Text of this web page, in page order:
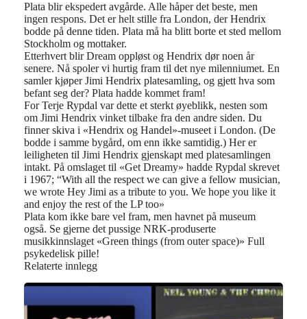
Plata blir ekspedert avgårde. Alle håper det beste, men
ingen respons. Det er helt stille fra London, der Hendrix
bodde på denne tiden. Plata må ha blitt borte et sted mellom
Stockholm og mottaker.
Etterhvert blir Dream oppløst og Hendrix dør noen år
senere. Nå spoler vi hurtig fram til det nye milenniumet. En
samler kjøper Jimi Hendrix platesamling, og gjett hva som
befant seg der? Plata hadde kommet fram!
For Terje Rypdal var dette et sterkt øyeblikk, nesten som
om Jimi Hendrix vinket tilbake fra den andre siden. Du
finner skiva i «Hendrix og Handel»-museet i London. (De
bodde i samme bygård, om enn ikke samtidig.) Her er
leiligheten til Jimi Hendrix gjenskapt med platesamlingen
intakt. På omslaget til «Get Dreamy» hadde Rypdal skrevet
i 1967; “With all the respect we can give a fellow musician,
we wrote Hey Jimi as a tribute to you. We hope you like it
and enjoy the rest of the LP too»
Plata kom ikke bare vel fram, men havnet på museum
også. Se gjerne det pussige NRK-produserte
musikkinnslaget «Green things (from outer space)» Full
psykedelisk pille!
Relaterte innlegg